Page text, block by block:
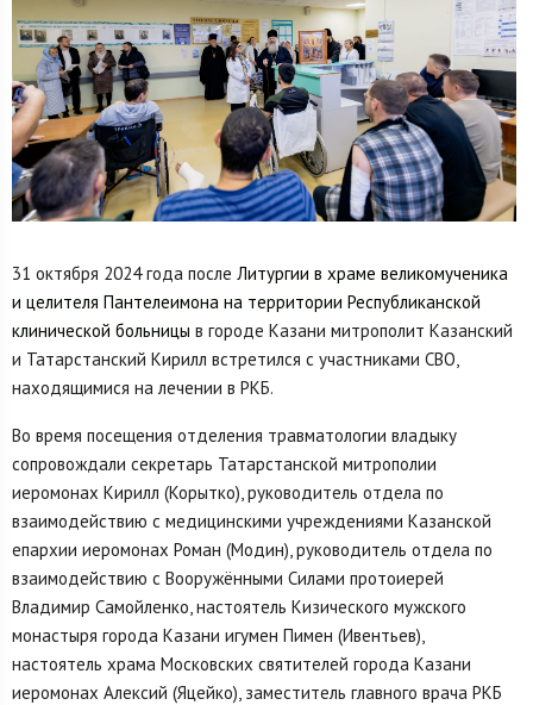
31 октября 2024 года после Литургии в храме великомученика
и целителя Пантелеимона на территории Республиканской
клинической больницы в городе Казани митрополит Казанский
и Татарстанский Кирилл встретился с участниками СВО,
находящимися на лечении в РКБ.
Во время посещения отделения травматологии владыку
сопровождали секретарь Татарстанской митрополии
иеромонах Кирилл (Корытко), руководитель отдела по
взаимодействию с медицинскими учреждениями Казанской
епархии иеромонах Роман (Модин), руководитель отдела по
взаимодействию с Вооружёнными Силами протоиерей
Владимир Самойленко, настоятель Кизического мужского
монастыря города Казани игумен Пимен (Ивентьев),
настоятель храма Московских святителей города Казани
иеромонах Алексий (Яцейко), заместитель главного врача РКБ